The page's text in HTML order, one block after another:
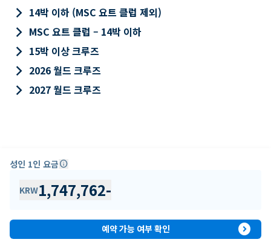
keyboard_arrow_right 14박 이하 (MSC 요트 클럽 제외)
keyboard_arrow_right MSC 요트 클럽 – 14박 이하
keyboard_arrow_right 15박 이상 크루즈
keyboard_arrow_right 2026 월드 크루즈
keyboard_arrow_right 2027 월드 크루즈
성인 1인 요금info
KRW1,747,762-
예약 가능 여부 확인 expand_circle_right